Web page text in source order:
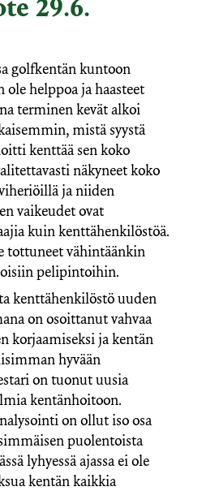
golfkentän kuntoon
ole helppoa ja haasteet
terminen kevät alkoi
mistä syystä
kenttää sen koko
näkyneet koko
ja niiden
vaikeudet ovat
kuin kenttähenkilöstöä.
tottuneet vähintäänkin
pelipintoihin.
kenttähenkilöstö uuden
on osoittanut vahvaa
korjaamiseksi ja kentän
hyvään
on tuonut uusia
kentänhoitoon.
on ollut iso osa
puolentoista
lyhyessä ajassa ei ole
kentän kaikkia